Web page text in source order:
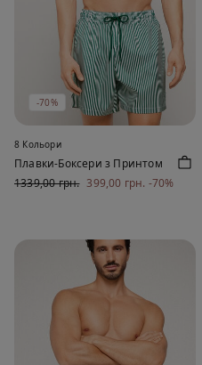
-70%
8 Кольори
Плавки-Боксери з Принтом
1339,00 грн. 399,00 грн. -70%